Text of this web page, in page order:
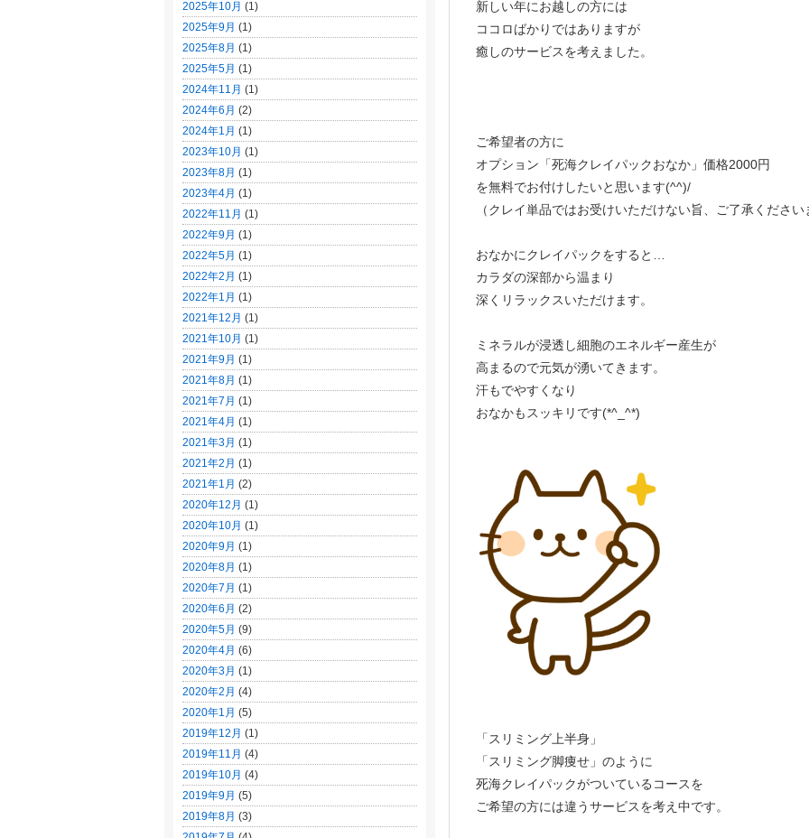
新しい年にお越しの方には
ココロばかりではありますが
癒しのサービスを考えました。
ご希望者の方に
オプション「死海クレイパックおなか」価格2000円
を無料でお付けしたいと思います(^^)/
（クレイ単品ではお受けいただけない旨、ご了承ください
おなかにクレイパックをすると…
カラダの深部から温まり
深くリラックスいただけます。
ミネラルが浸透し細胞のエネルギー産生が
高まるので元気が湧いてきます。
汗もでやすくなり
おなかもスッキリです(*^_^*)
「スリミング上半身」
「スリミング脚痩せ」のように
死海クレイパックがついているコースを
ご希望の方には違うサービスを考え中です。
2025年10月 (1)
2025年9月 (1)
2025年8月 (1)
2025年5月 (1)
2024年11月 (1)
2024年6月 (2)
2024年1月 (1)
2023年10月 (1)
2023年8月 (1)
2023年4月 (1)
2022年11月 (1)
2022年9月 (1)
2022年5月 (1)
2022年2月 (1)
2022年1月 (1)
2021年12月 (1)
2021年10月 (1)
2021年9月 (1)
2021年8月 (1)
2021年7月 (1)
2021年4月 (1)
2021年3月 (1)
2021年2月 (1)
2021年1月 (2)
2020年12月 (1)
2020年10月 (1)
2020年9月 (1)
2020年8月 (1)
2020年7月 (1)
2020年6月 (2)
2020年5月 (9)
2020年4月 (6)
2020年3月 (1)
2020年2月 (4)
2020年1月 (5)
2019年12月 (1)
2019年11月 (4)
2019年10月 (4)
2019年9月 (5)
2019年8月 (3)